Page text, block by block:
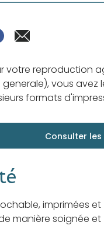
votre reproduction
generale), vous avez
formats
Consulter
imprimées et
manière soignée et